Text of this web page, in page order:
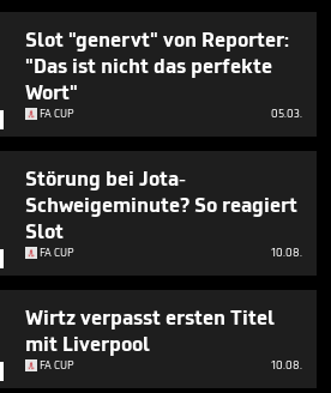
Slot "genervt" von Reporter:
"Das ist nicht das perfekte
Wort"
FA CUP 05.03.
Störung bei Jota-
Schweigeminute? So reagiert
Slot
FA CUP 10.08.
Wirtz verpasst ersten Titel
mit Liverpool
FA CUP 10.08.